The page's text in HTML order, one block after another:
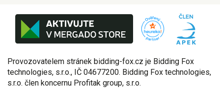
Provozovatelem stránek bidding-fox.cz je Bidding Fox
technologies, s.r.o., IČ 04677200. Bidding Fox technologies,
s.r.o. člen koncernu Profitak group, s.r.o.